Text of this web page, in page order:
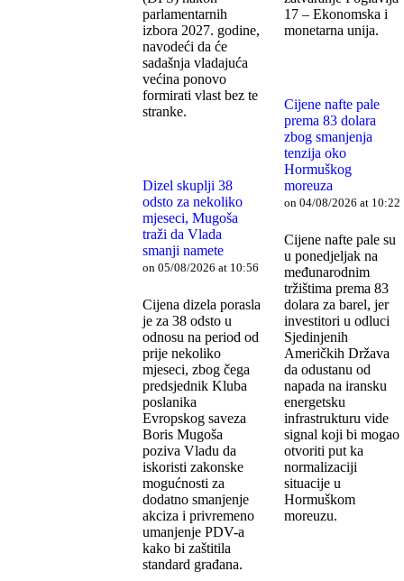
parlamentarnih
izbora 2027. godine,
navodeći da će
sadašnja vladajuća
većina ponovo
formirati vlast bez te
stranke.
Dizel skuplji 38
odsto za nekoliko
mjeseci, Mugoša
traži da Vlada
smanji namete
on 05/08/2026 at 10:56
Cijena dizela porasla
je za 38 odsto u
odnosu na period od
prije nekoliko
mjeseci, zbog čega
predsjednik Kluba
poslanika
Evropskog saveza
Boris Mugoša
poziva Vladu da
iskoristi zakonske
mogućnosti za
dodatno smanjenje
akciza i privremeno
umanjenje PDV-a
kako bi zaštitila
standard građana.
17 – Ekonomska i
monetarna unija.
Cijene nafte pale
prema 83 dolara
zbog smanjenja
tenzija oko
Hormuškog
moreuza
on 04/08/2026 at 10:22
Cijene nafte pale su
u ponedjeljak na
međunarodnim
tržištima prema 83
dolara za barel, jer
investitori u odluci
Sjedinjenih
Američkih Država
da odustanu od
napada na iransku
energetsku
infrastrukturu vide
signal koji bi mogao
otvoriti put ka
normalizaciji
situacije u
Hormuškom
moreuzu.